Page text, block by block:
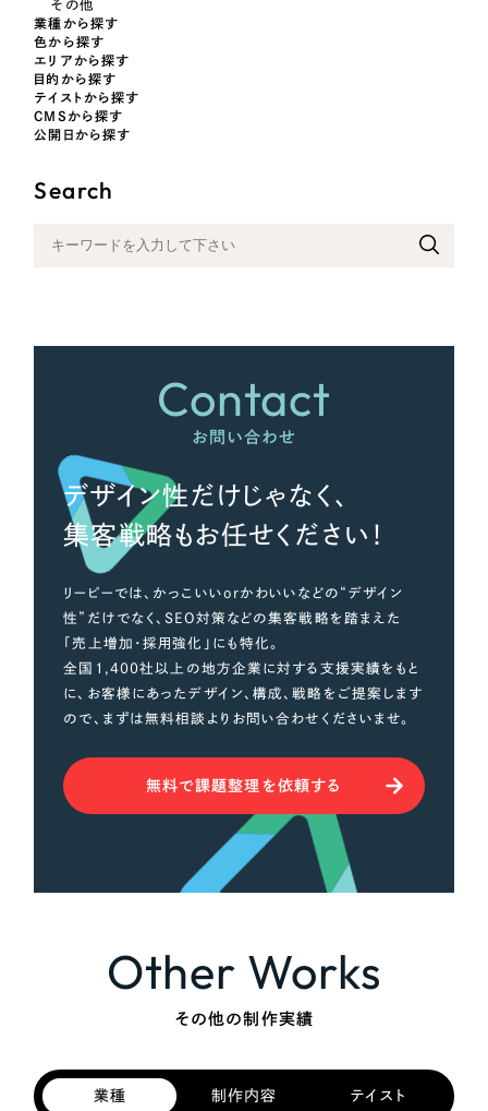
さらに条件を追加する
その他
業種から探す
色から探す
エリアから探す
目的から探す
テイストから探す
CMSから探す
公開日から探す
Search
Contact
お問い合わせ
デザイン性だけじゃなく、
集客戦略もお任せください！
リーピーでは、かっこいいorかわいいなどの“デザイン
性”だけでなく、SEO対策などの集客戦略を踏まえた
「売上増加・採用強化」にも特化。
全国1,400社以上の地方企業に対する支援実績をもと
に、お客様にあったデザイン、構成、戦略をご提案します
ので、まずは無料相談よりお問い合わせくださいませ。
無料で課題整理を依頼する
Other Works
その他の制作実績
業種 制作内容 テイスト